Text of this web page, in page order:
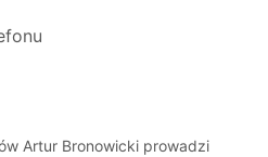
Artur Bronowicki prowadzi